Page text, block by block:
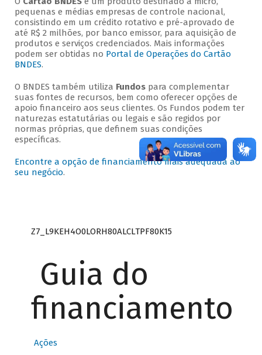
pequenas e médias empresas de controle nacional,
consistindo em um crédito rotativo e pré-aprovado de
até R$ 2 milhões, por banco emissor, para aquisição de
produtos e serviços credenciados. Mais informações
podem ser obtidas no Portal de Operações do Cartão
BNDES.
O BNDES também utiliza Fundospara complementar
suas fontes de recursos, bem como oferecer opções de
apoio financeiro aos seus clientes. Os Fundos podem ter
naturezas estatutárias ou legais e são regidos por
normas próprias, que definem suas condições
específicas.
Encontre a opção de financiamento mais adequada ao
seu negócio.
Z7_L9KEH4O0LORH80ALCLTPF80K15
Guia do
financiamento
Ações